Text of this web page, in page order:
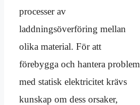
processer av
laddningsöverföring mellan
olika material. För att
förebygga och hantera problem
med statisk elektricitet krävs
kunskap om dess orsaker,